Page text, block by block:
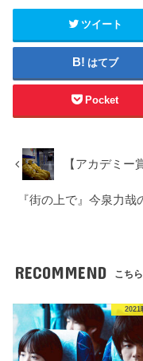
ツイート
はてブ
Pocket
【アカデミー
『街の上で』今泉力
RECOMMEND こち
2021